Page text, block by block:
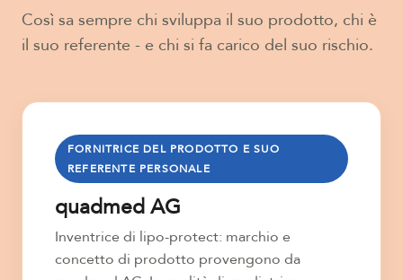
Così sa sempre chi sviluppa il suo prodotto, chi è
il suo referente - e chi si fa carico del suo rischio.
FORNITRICE DEL PRODOTTO E SUO
REFERENTE PERSONALE
quadmed AG
Inventrice di lipo-protect: marchio e
concetto di prodotto provengono da